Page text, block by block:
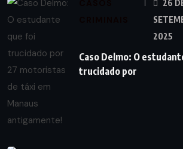
26
2025
Caso Delmo: O
trucidado por